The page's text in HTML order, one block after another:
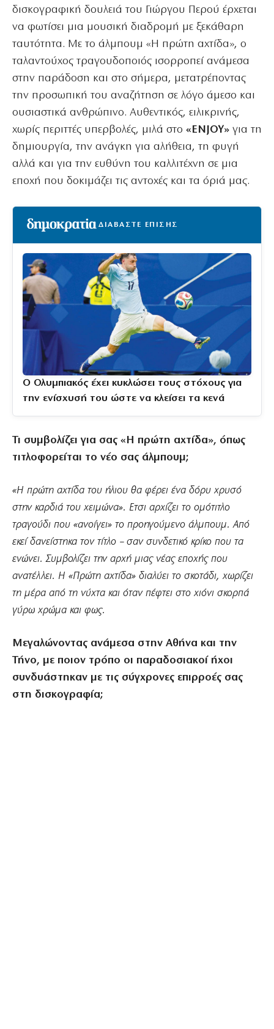
δισκογραφική δουλειά του Γιώργου Περού έρχεται
να φωτίσει μια μουσική διαδρομή με ξεκάθαρη
ταυτότητα. Με το άλμπουμ «Η πρώτη αχτίδα», ο
ταλαντούχος τραγουδοποιός ισορροπεί ανάμεσα
στην παράδοση και στο σήμερα, μετατρέποντας
την προσωπική του αναζήτηση σε λόγο άμεσο και
ουσιαστικά ανθρώπινο. Αυθεντικός, ειλικρινής,
χωρίς περιττές υπερβολές, μιλά στο «ENJOY» για τη
δημιουργία, την ανάγκη για αλήθεια, τη φυγή
αλλά και για την ευθύνη του καλλιτέχνη σε μια
εποχή που δοκιμάζει τις αντοχές και τα όριά μας.
ΔΙΑΒΑΣΤΕ ΕΠΙΣΗΣ
Ο Ολυμπιακός έχει κυκλώσει τους στόχους για
την ενίσχυσή του ώστε να κλείσει τα κενά
Τι συμβολίζει για σας «Η πρώτη αχτίδα», όπως
τιτλοφορείται το νέο σας άλμπουμ;
«Η πρώτη αχτίδα του ήλιου θα φέρει ένα δόρυ χρυσό
στην καρδιά του χειμώνα». Ετσι αρχίζει το ομότιτλο
τραγούδι που «ανοίγει» το προηγούμενο άλμπουμ. Από
εκεί δανείστηκα τον τίτλο – σαν συνδετικό κρίκο που τα
ενώνει. Συμβολίζει την αρχή μιας νέας εποχής που
ανατέλλει. Η «Πρώτη αχτίδα» διαλύει το σκοτάδι, χωρίζει
τη μέρα από τη νύχτα και όταν πέφτει στο χιόνι σκορπά
γύρω χρώμα και φως.
Μεγαλώνοντας ανάμεσα στην Αθήνα και την
Τήνο, με ποιον τρόπο οι παραδοσιακοί ήχοι
συνδυάστηκαν με τις σύγχρονες επιρροές σας
στη δισκογραφία;